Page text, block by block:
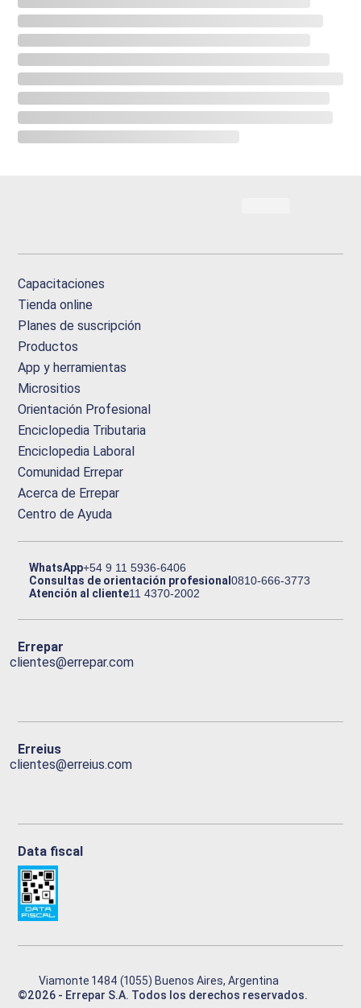
Capacitaciones
Tienda online
Planes de suscripción
Productos
App y herramientas
Micrositios
Orientación Profesional
Enciclopedia Tributaria
Enciclopedia Laboral
Comunidad Errepar
Acerca de Errepar
Centro de Ayuda
WhatsApp+54 9 11 5936-6406
Consultas de orientación profesional0810-666-3773
Atención al cliente11 4370-2002
Errepar
clientes@errepar.com
Erreius
clientes@erreius.com
Data fiscal
Viamonte 1484 (1055) Buenos Aires, Argentina
©2026 - Errepar S.A. Todos los derechos reservados.